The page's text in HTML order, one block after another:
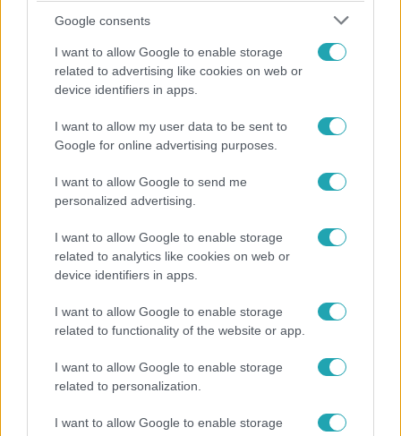
Google consents
I want to allow Google to enable storage
related to advertising like cookies on web or
device identifiers in apps.
I want to allow my user data to be sent to
Google for online advertising purposes.
I want to allow Google to send me
personalized advertising.
I want to allow Google to enable storage
related to analytics like cookies on web or
device identifiers in apps.
I want to allow Google to enable storage
related to functionality of the website or app.
I want to allow Google to enable storage
related to personalization.
I want to allow Google to enable storage
Fókusz
Mindössze 214-en élnek a borsodi zsákfaluban,
ahol egyetlen játszótér jelenti a nyári szünetet
Költségcsökkentés és kieső támogató szerződések